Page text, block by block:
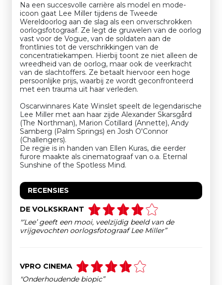
Na een succesvolle carrière als model en mode-
icoon gaat Lee Miller tijdens de Tweede
Wereldoorlog aan de slag als een onverschrokken
oorlogsfotograaf. Ze legt de gruwelen van de oorlog
vast voor de Vogue, van de soldaten aan de
frontlinies tot de verschrikkingen van de
concentratiekampen. Hierbij toont ze niet alleen de
wreedheid van de oorlog, maar ook de veerkracht
van de slachtoffers. Ze betaalt hiervoor een hoge
persoonlijke prijs, waarbij ze wordt geconfronteerd
met een trauma uit haar verleden.
Oscarwinnares Kate Winslet speelt de legendarische
Lee Miller met aan haar zijde Alexander Skarsgård
(The Northman), Marion Cotillard (Annette), Andy
Samberg (Palm Springs) en Josh O'Connor
(Challengers).
De regie is in handen van Ellen Kuras, die eerder
furore maakte als cinematograaf van o.a. Eternal
Sunshine of the Spotless Mind.
RECENSIES
DE VOLKSKRANT
"‘Lee’ geeft een mooi, veelzijdig beeld van de
vrijgevochten oorlogsfotograaf Lee Miller”
VPRO CINEMA
"Onderhoudende biopic”